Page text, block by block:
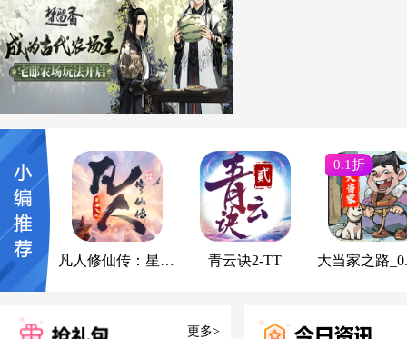
凡人修仙传：星海飞驰 青云诀2-TT 大当家之路
0.1折
更多>